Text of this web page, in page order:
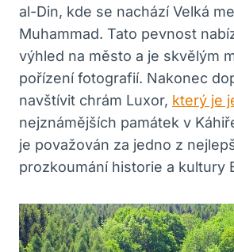
al-Din, kde se nachází Velká
Muhammad. Tato pevnost
výhled na město a je skvělým
pořízení fotografií. Nakonec
navštívit chrám Luxor, který je
nejznámějších památek v
je považován za jedno z
prozkoumání historie a kultury